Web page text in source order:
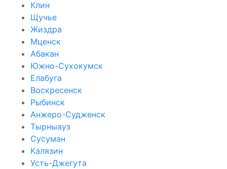
Клин
Щучье
Жиздра
Мценск
Абакан
Южно-Сухокумск
Елабуга
Воскресенск
Рыбинск
Анжеро-Судженск
Тырныауз
Сусуман
Калязин
Усть-Джегута